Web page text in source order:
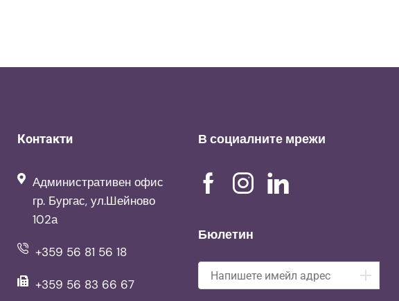
Контакти
Административен офис
гр. Бургас, ул.Шейново
102а
+359 56 81 56 18
+359 56 83 66 67
В социалните мрежи
Бюлетин